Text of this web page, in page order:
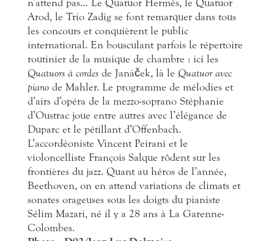
Arod, le Trio Zadig se font remarquer dans tous
les concours et conquièrent le public
international. En bousculant parfois le répertoire
routinier de la musique de chambre : ici les
Quatuors à cordes de Janáček, là le Quatuor avec
piano de Mahler. Le programme de mélodies et
d’airs d’opéra de la mezzo-soprano Stéphanie
d’Oustrac joue entre autres avec l’élégance de
Duparc et le pétillant d’Offenbach.
L’accordéoniste Vincent Peirani et le
violoncelliste François Salque rôdent sur les
frontières du jazz. Quant au héros de l’année,
Beethoven, on en attend variations de climats et
sonates orageuses sous les doigts du pianiste
Sélim Mazari, né il y a 28 ans à La Garenne-
Colombes.